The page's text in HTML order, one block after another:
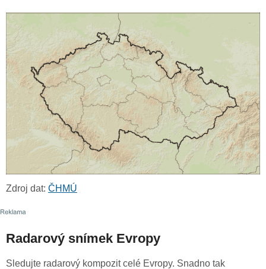
Zdroj dat: ČHMÚ
Radarový snímek Evropy
Sledujte radarový kompozit celé Evropy. Snadno tak